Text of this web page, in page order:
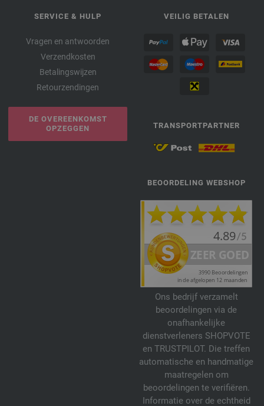
SERVICE & HULP
Vragen en antwoorden
Verzendkosten
Betalingswijzen
Retourzendingen
DE OVEREENKOMST
OPZEGGEN
VEILIG BETALEN
TRANSPORTPARTNER
BEOORDELING WEBSHOP
Ons bedrijf verzamelt
beoordelingen via de
onafhankelijke
dienstverleners SHOPVOTE
en TRUSTPILOT. Die treffen
automatische en handmatige
maatregelen om
beoordelingen te verifiëren.
Informatie over de echtheid